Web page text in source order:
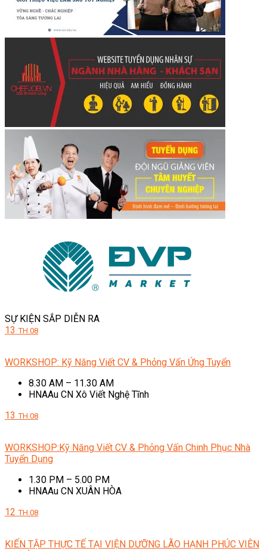
SỰ KIỆN SẮP DIỄN RA
13 TH.08
WORKSHOP: Kỹ Năng Viết CV & Phỏng Vấn Ứng Tuyển
8.30 AM – 11.30 AM
HNAAu CN Xô Viết Nghệ Tĩnh
13 TH.08
WORKSHOP:Kỹ Năng Viết CV & Phỏng Vấn Chinh Phục Nhà
Tuyển Dụng
1.30 PM – 5.00 PM
HNAAu CN XUÂN HÒA
12 TH.08
KIẾN TẬP THỰC TẾ TẠI VIỆN DƯỠNG LÃO HẠNH PHÚC VIÊN